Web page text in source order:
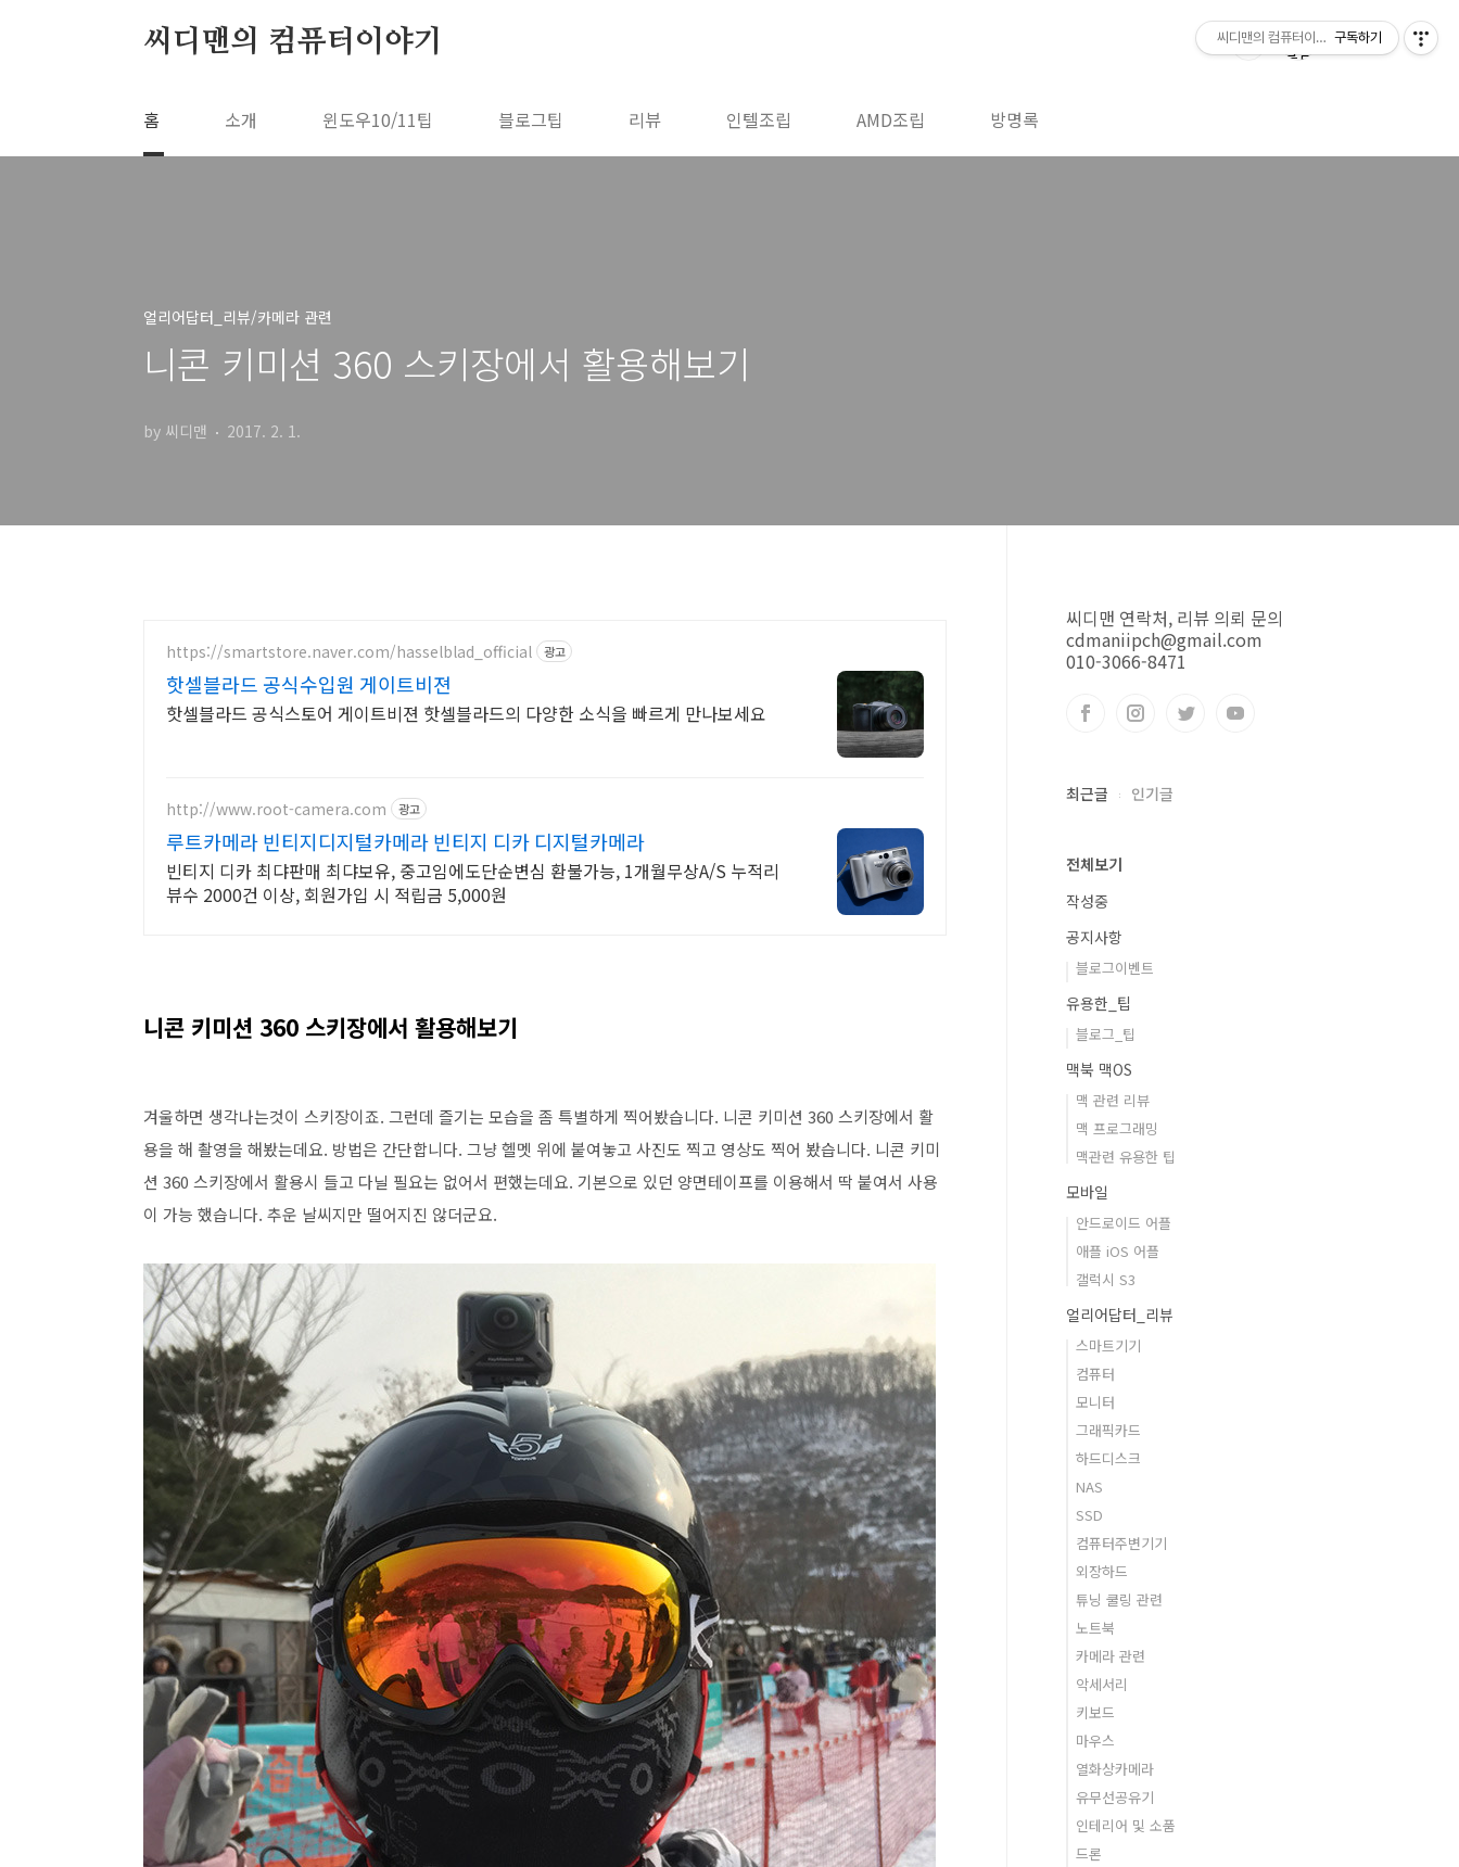
씨디맨의 컴퓨터이야기
홈 소개 윈도우10/11팁 블로그팁 리뷰 인텔조립 AMD조립 방명록
얼리어답터_리뷰/카메라 관련
니콘 키미션 360 스키장에서 활용해보기
by 씨디맨 2017. 2. 1.
https://smartstore.naver.com/hasselblad_official 광고
핫셀블라드 공식수입원 게이트비젼
핫셀블라드 공식스토어 게이트비젼 핫셀블라드의 다양한 소식을 빠르게 만나보세요
http://www.root-camera.com 광고
루트카메라 빈티지디지털카메라 빈티지 디카 디지털카메라
빈티지 디카 최댜판매 최댜보유, 중고임에도단순변심 환불가능, 1개월무상A/S 누적리
뷰수 2000건 이상, 회원가입 시 적립금 5,000원
니콘 키미션 360 스키장에서 활용해보기
겨울하면 생각나는것이 스키장이죠. 그런데 즐기는 모습을 좀 특별하게 찍어봤습니다. 니콘 키미션 360 스키장에서 활
용을 해 촬영을 해봤는데요. 방법은 간단합니다. 그냥 헬멧 위에 붙여놓고 사진도 찍고 영상도 찍어 봤습니다. 니콘 키미
션 360 스키장에서 활용시 들고 다닐 필요는 없어서 편했는데요. 기본으로 있던 양면테이프를 이용해서 딱 붙여서 사용
이 가능 했습니다. 추운 날씨지만 떨어지진 않더군요.
씨디맨 연락처, 리뷰 의뢰 문의
cdmaniipch@gmail.com
010-3066-8471
최근글 인기글
전체보기
작성중
공지사항
블로그이벤트
유용한_팁
블로그_팁
맥북 맥OS
맥 관련 리뷰
맥 프로그래밍
맥관련 유용한 팁
모바일
안드로이드 어플
애플 iOS 어플
갤럭시 S3
얼리어답터_리뷰
스마트기기
컴퓨터
모니터
그래픽카드
하드디스크
NAS
SSD
컴퓨터주변기기
외장하드
튜닝 쿨링 관련
노트북
카메라 관련
악세서리
키보드
마우스
열화상카메라
유무선공유기
인테리어 및 소품
드론
씨디맨의 컴퓨터이야기구독하기